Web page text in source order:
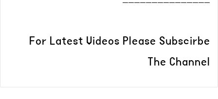
For Latest Videos Please Subscirbe
The Channel